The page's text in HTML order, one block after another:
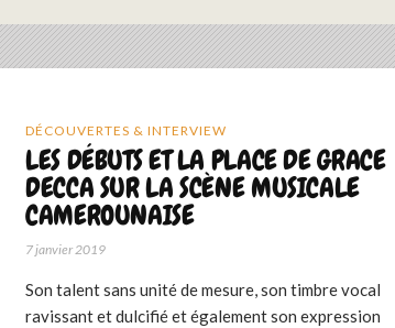
DÉCOUVERTES & INTERVIEW
LES DÉBUTS ET LA PLACE DE GRACE
DECCA SUR LA SCÈNE MUSICALE
CAMEROUNAISE
7 janvier 2019
Son talent sans unité de mesure, son timbre vocal
ravissant et dulcifié et également son expression